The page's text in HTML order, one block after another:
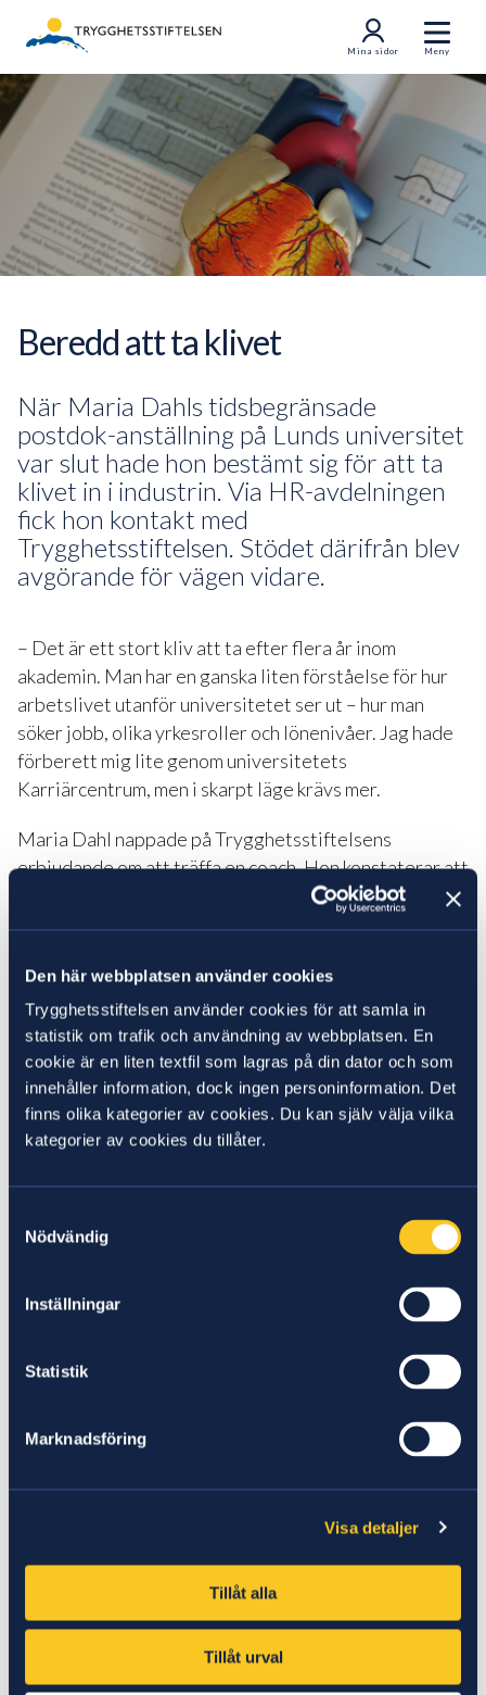
Den här webbplatsen använder cookies
Trygghetsstiftelsen använder cookies för att samla in
statistik om trafik och användning av webbplatsen. En
cookie är en liten textfil som lagras på din dator och som
innehåller information, dock ingen personinformation. Det
finns olika kategorier av cookies. Du kan själv välja vilka
kategorier av cookies du tillåter.
Nödvändig
Inställningar
Statistik
Marknadsföring
Visa detaljer
Tillåt alla
Tillåt urval
Mina sidor Meny
Beredd att ta klivet
När Maria Dahls tidsbegränsade
postdok-anställning på Lunds universitet
var slut hade hon bestämt sig för att ta
klivet in i industrin. Via HR-avdelningen
fick hon kontakt med
Trygghetsstiftelsen. Stödet därifrån blev
avgörande för vägen vidare.
– Det är ett stort kliv att ta efter flera år inom
akademin. Man har en ganska liten förståelse för hur
arbetslivet utanför universitetet ser ut – hur man
söker jobb, olika yrkesroller och lönenivåer. Jag hade
förberett mig lite genom universitetets
Karriärcentrum, men i skarpt läge krävs mer.
Maria Dahl nappade på Trygghetsstiftelsens
erbjudande om att träffa en coach. Hon konstaterar att
det gav värdefull hjälp med att förstå var hennes
kompetens kunde passa in. Med sin coach diskuterade
tips om att använda Linkedin på bästa sätt i
jobbsökarprocessen och att skriva ett
industrianpassat cv.
– Det finns ett kommunikativt glapp mellan akademins
språk och det språk som rekryterare använder, men
det fick jag hjälp att överbrygga.
Just när hon var redo att börja söka jobb så kom
pandemin och starten var trög. Men då passade hon på
att bygga på sin kompetens.
– Jag gick olika kurser som fanns tillgängliga i
Trygghetsstiftelsens utbud, bland annat i medical
Läkemedelsakademin bekostad av
Hösten 2020 lossnade det en aning. Hon sökte drygt
40 tjänster, kom på några intervjuer och efter jul fick
hon ett positivt besked. Det resulterade i en
gått över i en fast tjänst.
– Att jag till slut fick det jobbet är till stor del tack
vare de kurser och den coachning jag fick via
Trygghetsstiftelsen. Det känns väldigt bra, min nya